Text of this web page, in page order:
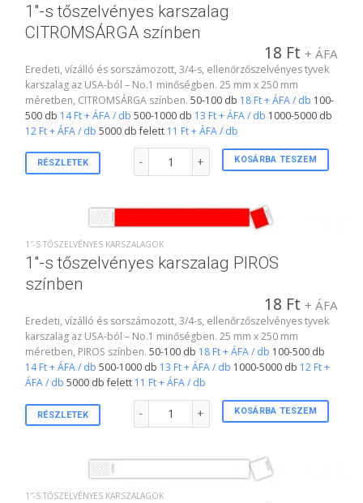
1″-s tőszelvényes karszalag
CITROMSÁRGA színben
18 Ft + ÁFA
Eredeti, vízálló és sorszámozott, 3/4-s, ellenőrzőszelvényes tyvek
karszalag az USA-ból – No.1 minőségben. 25 mm x 250 mm
méretben, CITROMSÁRGA színben.50-100 db 18 Ft + ÁFA / db 100-
500 db 14 Ft + ÁFA / db 500-1000 db 13 Ft + ÁFA / db 1000-5000 db
12 Ft + ÁFA / db 5000 db felett 11 Ft + ÁFA / db
RÉSZLETEK KOSÁRBA TESZEM
1"-s tőszelvényes karszalag CITROMSÁRGA
1″-S TŐSZELVÉNYES KARSZALAGOK
1″-s tőszelvényes karszalag PIROS
színben
18 Ft + ÁFA
Eredeti, vízálló és sorszámozott, 3/4-s, ellenőrzőszelvényes tyvek
karszalag az USA-ból – No.1 minőségben. 25 mm x 250 mm
méretben, PIROS színben.50-100 db 18 Ft + ÁFA / db 100-500 db
14 Ft + ÁFA / db 500-1000 db 13 Ft + ÁFA / db 1000-5000 db 12 Ft +
ÁFA / db 5000 db felett 11 Ft + ÁFA / db
RÉSZLETEK KOSÁRBA TESZEM
1"-s tőszelvényes karszalag PIROS színben
1″-S TŐSZELVÉNYES KARSZALAGOK